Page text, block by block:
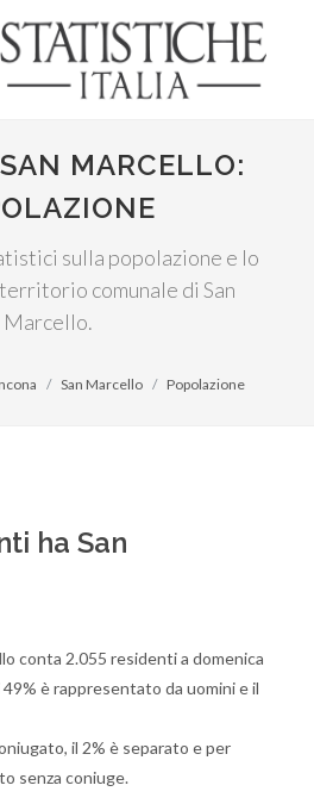
MARCELLO:
sulla popolazione e lo
comunale di San
Marcello.
San Marcello Popolazione
ha San
conta 2.055 residenti a domenica
è rappresentato da uomini e il
il 2% è separato e per
senza coniuge.